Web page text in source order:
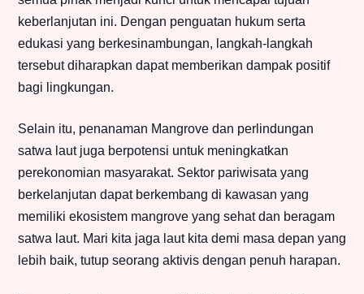
keberlanjutan ini. Dengan penguatan hukum serta
edukasi yang berkesinambungan, langkah-langkah
tersebut diharapkan dapat memberikan dampak positif
bagi lingkungan.
Selain itu, penanaman Mangrove dan perlindungan
satwa laut juga berpotensi untuk meningkatkan
perekonomian masyarakat. Sektor pariwisata yang
berkelanjutan dapat berkembang di kawasan yang
memiliki ekosistem mangrove yang sehat dan beragam
satwa laut. Mari kita jaga laut kita demi masa depan yang
lebih baik, tutup seorang aktivis dengan penuh harapan.